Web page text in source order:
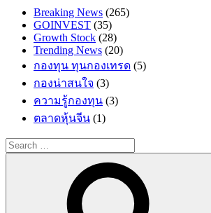
Breaking News (265)
GOINVEST (35)
Growth Stock (28)
Trending News (20)
กองทุน ทุนกองเทรด (5)
กองน่าสนใจ (3)
ความรู้กองทุน (3)
ตลาดหุ้นจีน (1)
Search
for: